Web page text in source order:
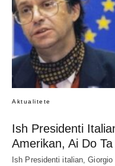
Aktualitete
Ish Presidenti
Amerikan, Ai Do
Ish Presidenti italian,